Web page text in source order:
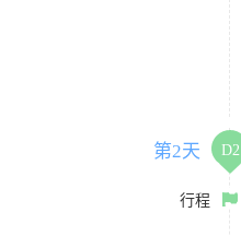
第2天 D2
行程